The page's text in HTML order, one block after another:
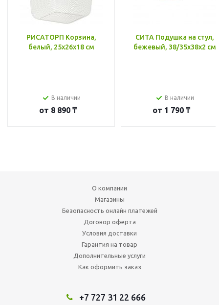
РИСАТОРП Корзина,
белый, 25x26x18 см
В наличии
от 8 890 ₸
СИТА Подушка на стул,
бежевый, 38/35x38x2 см
В наличии
от 1 790 ₸
О компании
Магазины
Безопасность онлайн платежей
Договор оферта
Условия доставки
Гарантия на товар
Дополнительные услуги
Как оформить заказ
+7 727 31 22 666